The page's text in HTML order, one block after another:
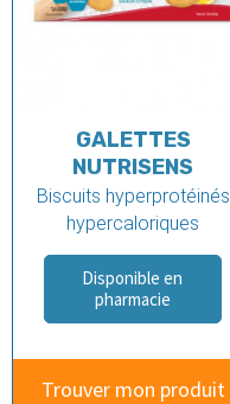
GALETTES
NUTRISENS
Biscuits hyperprotéinés
hypercaloriques
Disponible en
pharmacie
Trouver mon produit